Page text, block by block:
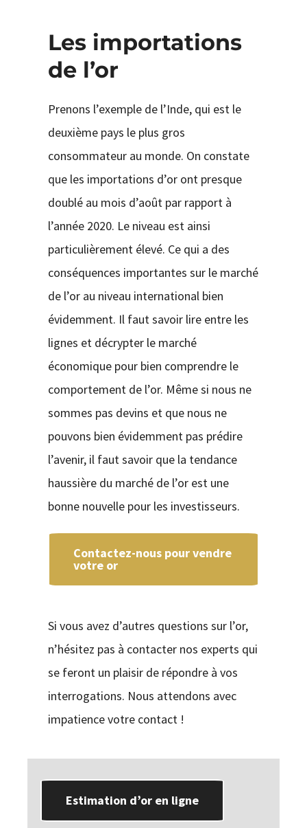
Les importations
de l’or
Prenons l’exemple de l’Inde, qui est le
deuxième pays le plus gros
consommateur au monde. On constate
que les importations d’or ont presque
doublé au mois d’août par rapport à
l’année 2020. Le niveau est ainsi
particulièrement élevé. Ce qui a des
conséquences importantes sur le marché
de l’or au niveau international bien
évidemment. Il faut savoir lire entre les
lignes et décrypter le marché
économique pour bien comprendre le
comportement de l’or. Même si nous ne
sommes pas devins et que nous ne
pouvons bien évidemment pas prédire
l’avenir, il faut savoir que la tendance
haussière du marché de l’or est une
bonne nouvelle pour les investisseurs.
Contactez-nous pour vendre
votre or
Si vous avez d’autres questions sur l’or,
n’hésitez pas à contacter nos experts qui
se feront un plaisir de répondre à vos
interrogations. Nous attendons avec
impatience votre contact !
Estimation d’or en ligne